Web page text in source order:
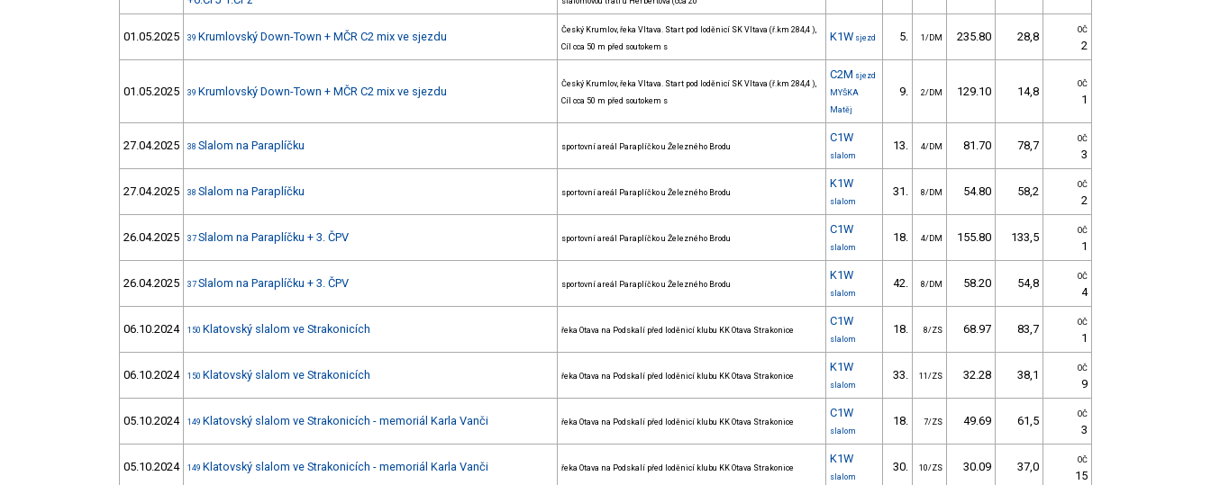
01.05.2025 39 Krumlovský Down-Town + MČR C2 mix ve sjezdu
Český Krumlov, řeka Vltava. Start pod loděnicí SK Vltava (ř.km 284,4 ),
Cíl cca 50 m před soutokem s
K1W sjezd 5. 1/DM 235.80 28,8 OČ
2
01.05.2025 39 Krumlovský Down-Town + MČR C2 mix ve sjezdu
Český Krumlov, řeka Vltava. Start pod loděnicí SK Vltava (ř.km 284,4 ),
Cíl cca 50 m před soutokem s
C2M sjezd
MYŠKA
Matěj
9. 2/DM 129.10 14,8
OČ
1
27.04.2025 38 Slalom na Paraplíčku sportovní areál Paraplíčko u Železného Brodu
C1W
slalom
13. 4/DM 81.70 78,7 OČ
3
27.04.2025 38 Slalom na Paraplíčku sportovní areál Paraplíčko u Železného Brodu
K1W
slalom
31. 8/DM 54.80 58,2 OČ
2
26.04.2025 37 Slalom na Paraplíčku + 3. ČPV sportovní areál Paraplíčko u Železného Brodu
C1W
slalom
18. 4/DM 155.80 133,5 OČ
1
26.04.2025 37 Slalom na Paraplíčku + 3. ČPV sportovní areál Paraplíčko u Železného Brodu
K1W
slalom
42. 8/DM 58.20 54,8 OČ
4
06.10.2024 150 Klatovský slalom ve Strakonicích řeka Otava na Podskalí před loděnicí klubu KK Otava Strakonice
C1W
slalom
18. 8/ZS 68.97 83,7 OČ
1
06.10.2024 150 Klatovský slalom ve Strakonicích řeka Otava na Podskalí před loděnicí klubu KK Otava Strakonice
K1W
slalom
33. 11/ZS 32.28 38,1 OČ
9
05.10.2024 149 Klatovský slalom ve Strakonicích - memoriál Karla Vanči řeka Otava na Podskalí před loděnicí klubu KK Otava Strakonice
C1W
slalom
18. 7/ZS 49.69 61,5 OČ
3
05.10.2024 149 Klatovský slalom ve Strakonicích - memoriál Karla Vanči řeka Otava na Podskalí před loděnicí klubu KK Otava Strakonice
K1W
slalom
30. 10/ZS 30.09 37,0 OČ
15